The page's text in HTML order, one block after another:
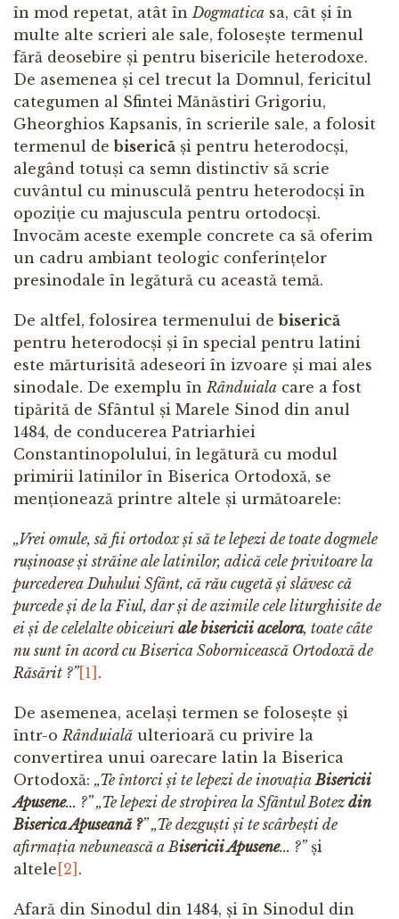
în mod repetat, atât înDogmatica sa, cât și în
multe alte scrieri ale sale, folosește termenul
fără deosebire și pentru bisericile heterodoxe.
De asemenea și cel trecut la Domnul, fericitul
categumen al Sfintei Mănăstiri Grigoriu,
Gheorghios Kapsanis, în scrierile sale, a folosit
termenul debiserică și pentru heterodocși,
alegând totuși ca semn distinctiv să scrie
cuvântul cu minusculă pentru heterodocși în
opoziție cu majuscula pentru ortodocși.
Invocăm aceste exemple concrete ca să oferim
un cadru ambiant teologic conferințelor
presinodale în legătură cu această temă.
De altfel, folosirea termenului debiserică
pentru heterodocși și în special pentru latini
este mărturisită adeseori în izvoare și mai ales
sinodale. De exemplu înRânduiala care a fost
tipărită de Sfântul și Marele Sinod din anul
1484, de conducerea Patriarhiei
Constantinopolului, în legătură cu modul
primirii latinilor în Biserica Ortodoxă, se
menționează printre altele și următoarele:
„Vrei omule, să fii ortodox și să te lepezi de toate dogmele
rușinoase și străine ale latinilor, adică cele privitoare la
purcederea Duhului Sfânt, că rău cugetă și slăvesc că
purcede și de la Fiul, dar și de azimile cele liturghisite de
ei și de celelalte obiceiuri ale bisericii acelora, toate câte
nu sunt în acord cu Biserica Sobornicească Ortodoxă de
Răsărit ?”[1] .
De asemenea, același termen se folosește și
într-oRânduială ulterioară cu privire la
convertirea unui oarecare latin la Biserica
Ortodoxă: „Te întorci și te lepezi de inovațiaBisericii
Apusene... ?” „Te lepezi de stropirea la Sfântul Botez din
Biserica Apuseană ?” „Te dezguști și te scârbești de
afirmația nebunească a Bisericii Apusene... ?”și
altele [2] .
Afară din Sinodul din 1484, și în Sinodul din